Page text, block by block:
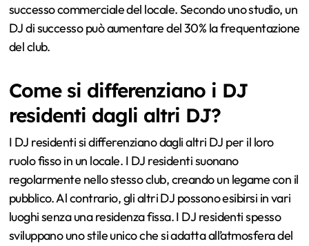
successo commerciale del locale. Secondo uno studio, un
DJ di successo può aumentare del 30% la frequentazione
del club.
Come si differenziano i DJ
residenti dagli altri DJ?
I DJ residenti si differenziano dagli altri DJ per il loro
ruolo fisso in un locale. I DJ residenti suonano
regolarmente nello stesso club, creando un legame con il
pubblico. Al contrario, gli altri DJ possono esibirsi in vari
luoghi senza una residenza fissa. I DJ residenti spesso
sviluppano uno stile unico che si adatta all’atmosfera del